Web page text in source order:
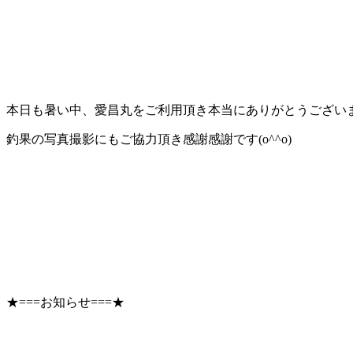
本日も暑い中、愛昌丸をご利用頂き本当にありがとうござい
釣果の写真撮影にもご協力頂き感謝感謝です(o^^o)
★===お知らせ===★